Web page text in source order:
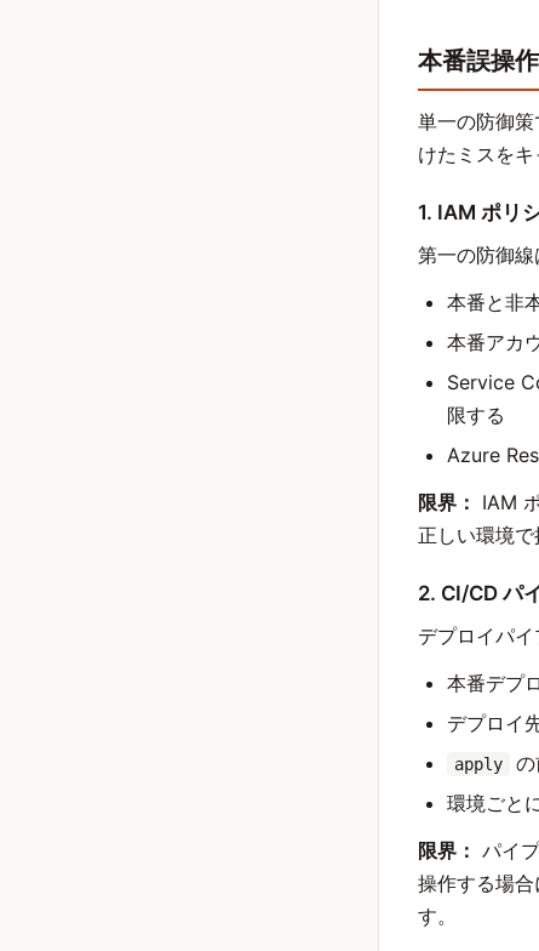
本番誤操
単一の防御
けたミスをキ
1. IAM ポリ
第一の防御線
本番と非
本番アカ
Service
限する
Azure
限界： IAM
正しい環境で
2. CI/CD パ
デプロイパ
本番デプ
デプロイ
apply
環境ごと
限界： パイ
操作する場
す。